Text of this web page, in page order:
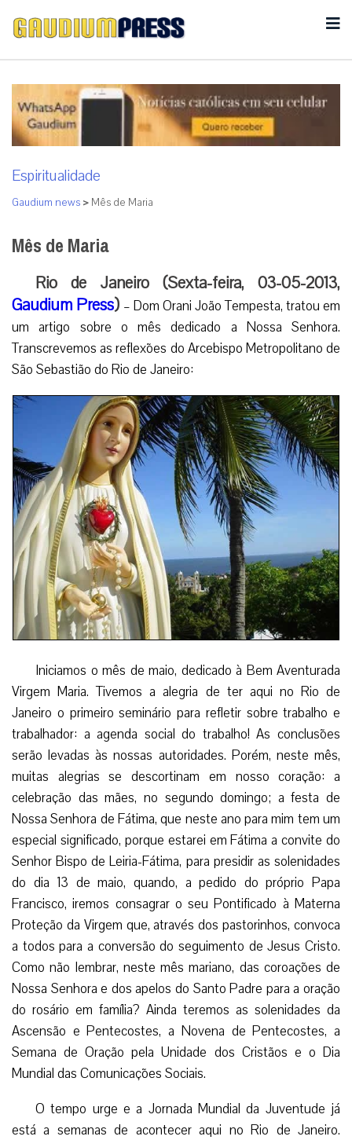
Espiritualidade
Gaudium news > Mês de Maria
Mês de Maria
Rio de Janeiro (Sexta-feira, 03-05-2013,
Gaudium Press) – Dom Orani João Tempesta, tratou em
um artigo sobre o mês dedicado a Nossa Senhora.
Transcrevemos as reflexões do Arcebispo Metropolitano de
São Sebastião do Rio de Janeiro:
Iniciamos o mês de maio, dedicado à Bem Aventurada
Virgem Maria. Tivemos a alegria de ter aqui no Rio de
Janeiro o primeiro seminário para refletir sobre trabalho e
trabalhador: a agenda social do trabalho! As conclusões
serão levadas às nossas autoridades. Porém, neste mês,
muitas alegrias se descortinam em nosso coração: a
celebração das mães, no segundo domingo; a festa de
Nossa Senhora de Fátima, que neste ano para mim tem um
especial significado, porque estarei em Fátima a convite do
Senhor Bispo de Leiria-Fátima, para presidir as solenidades
do dia 13 de maio, quando, a pedido do próprio Papa
Francisco, iremos consagrar o seu Pontificado à Materna
Proteção da Virgem que, através dos pastorinhos, convoca
a todos para a conversão do seguimento de Jesus Cristo.
Como não lembrar, neste mês mariano, das coroações de
Nossa Senhora e dos apelos do Santo Padre para a oração
do rosário em família? Ainda teremos as solenidades da
Ascensão e Pentecostes, a Novena de Pentecostes, a
Semana de Oração pela Unidade dos Cristãos e o Dia
Mundial das Comunicações Sociais.
O tempo urge e a Jornada Mundial da Juventude já
está a semanas de acontecer aqui no Rio de Janeiro.